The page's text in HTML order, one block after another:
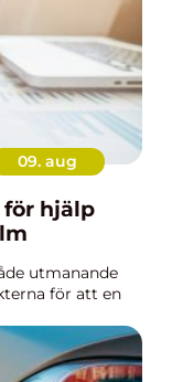
09. aug
hjälp
utmanande
för att en